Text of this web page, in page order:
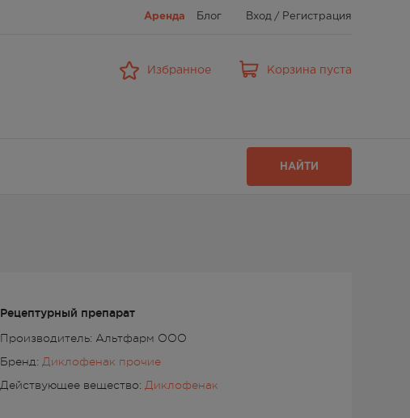
Аренда Блог Вход / Регистрация
Избранное Корзина пуста
НАЙТИ
Рецептурный препарат
Производитель: Альтфарм ООО
Бренд: Диклофенак прочие
Действующее вещество: Диклофенак